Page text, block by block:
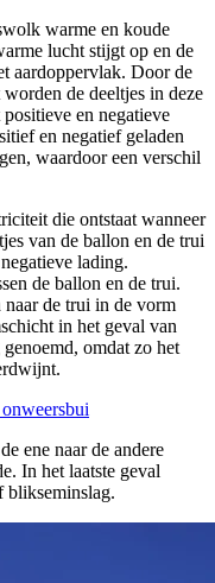
warme en koude
lucht stijgt op en de
aardoppervlak. Door de
de deeltjes in deze
en negatieve
en negatief geladen
waardoor een verschil
die ontstaat wanneer
van de ballon en de trui
lading.
de ballon en de trui.
de trui in de vorm
in het geval van
omdat zo het
ene naar de andere
In het laatste geval
blikseminslag.